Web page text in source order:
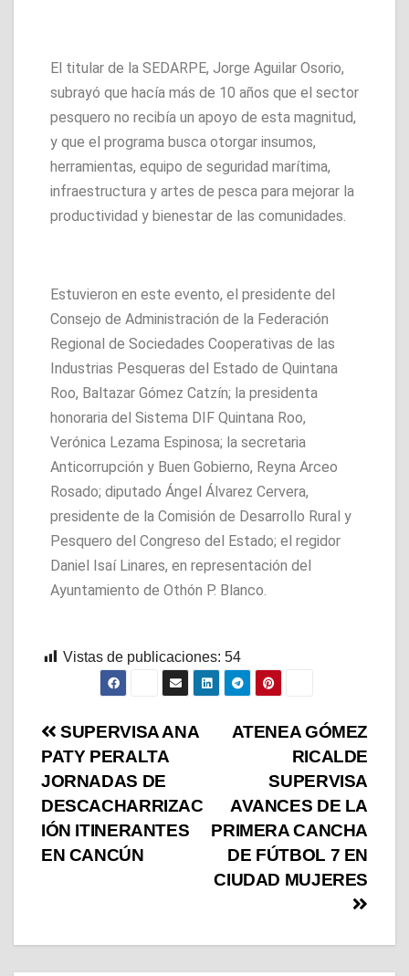
El titular de la SEDARPE, Jorge Aguilar Osorio,
subrayó que hacía más de 10 años que el sector
pesquero no recibía un apoyo de esta magnitud,
y que el programa busca otorgar insumos,
herramientas, equipo de seguridad marítima,
infraestructura y artes de pesca para mejorar la
productividad y bienestar de las comunidades.
Estuvieron en este evento, el presidente del
Consejo de Administración de la Federación
Regional de Sociedades Cooperativas de las
Industrias Pesqueras del Estado de Quintana
Roo, Baltazar Gómez Catzín; la presidenta
honoraria del Sistema DIF Quintana Roo,
Verónica Lezama Espinosa; la secretaria
Anticorrupción y Buen Gobierno, Reyna Arceo
Rosado; diputado Ángel Álvarez Cervera,
presidente de la Comisión de Desarrollo Rural y
Pesquero del Congreso del Estado; el regidor
Daniel Isaí Linares, en representación del
Ayuntamiento de Othón P. Blanco.
Vistas de publicaciones: 54
ATENEA GÓMEZ
RICALDE
SUPERVISA
AVANCES DE LA
PRIMERA CANCHA
DE FÚTBOL 7 EN
CIUDAD MUJERES
SUPERVISA ANA
PATY PERALTA
JORNADAS DE
DESCACHARRIZAC
IÓN ITINERANTES
EN CANCÚN